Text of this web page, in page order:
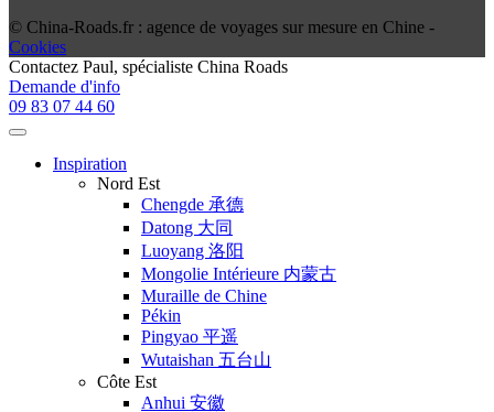
© China-Roads.fr : agence de voyages sur mesure en Chine -
Cookies
Contactez Paul, spécialiste China Roads
Demande d'info
09 83 07 44 60
Inspiration
Nord Est
Chengde 承德
Datong 大同
Luoyang 洛阳
Mongolie Intérieure 内蒙古
Muraille de Chine
Pékin
Pingyao 平遥
Wutaishan 五台山
Côte Est
Anhui 安徽